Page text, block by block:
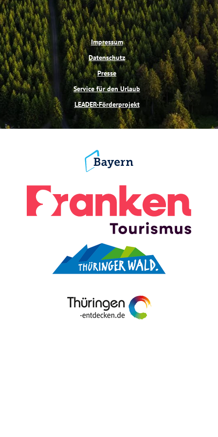
Impressum
Datenschutz
Presse
Service für den Urlaub
LEADER-Förderprojekt